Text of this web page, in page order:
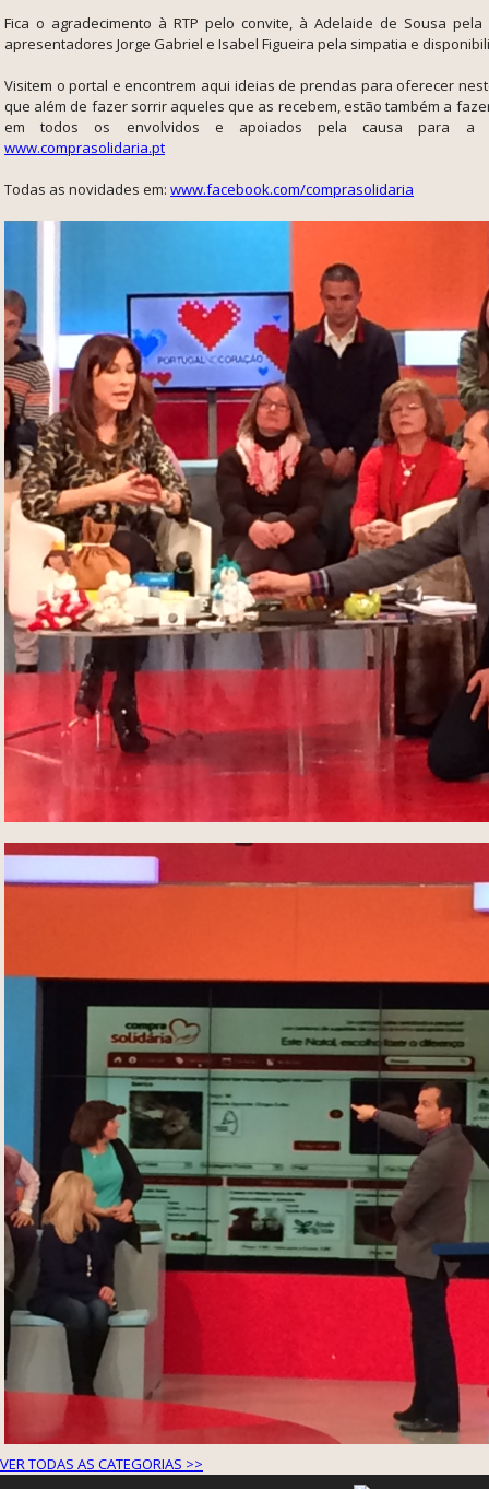
Fica o agradecimento à RTP pelo convite, à Adelaide de Sousa
apresentadores Jorge Gabriel e Isabel Figueira pela simpatia e
Visitem o portal e encontrem aqui ideias de prendas para oferecer
que além de fazer sorrir aqueles que as recebem, estão também a
em todos os envolvidos e apoiados pela causa para a
www.comprasolidaria.pt
Todas as novidades em: www.facebook.com/comprasolidaria
VER TODAS AS CATEGORIAS >>